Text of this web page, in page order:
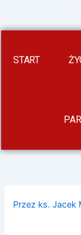
START
Przez ks. Jacek